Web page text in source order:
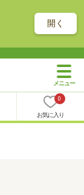
開く
0
お気に入り